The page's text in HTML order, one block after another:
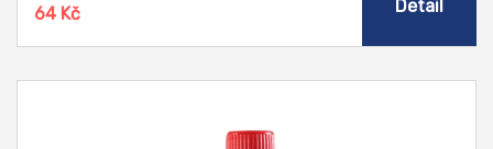
64 Kč Detail